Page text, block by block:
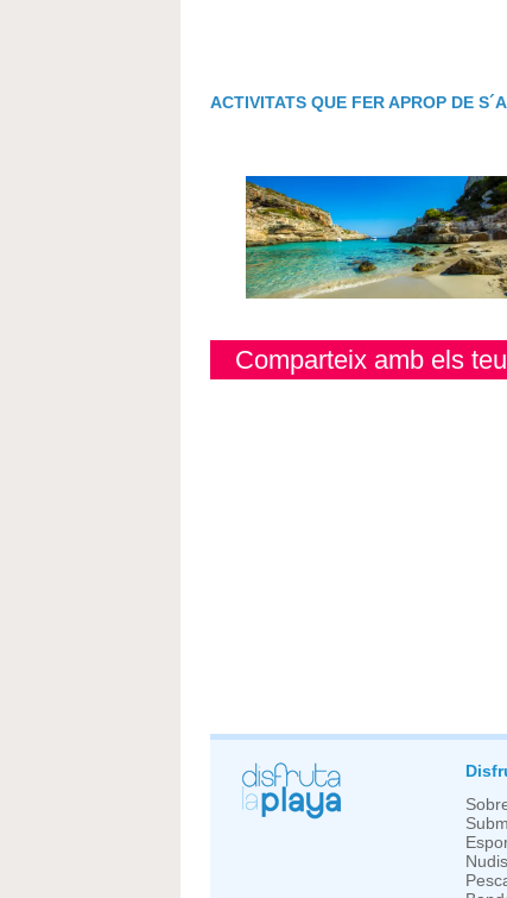
ACTIVITATS QUE FER APROP DE
Comparteix amb els